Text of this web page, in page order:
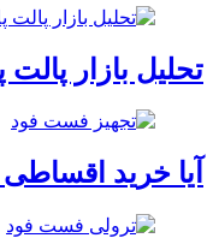
تحلیل بازار
آیا خرید